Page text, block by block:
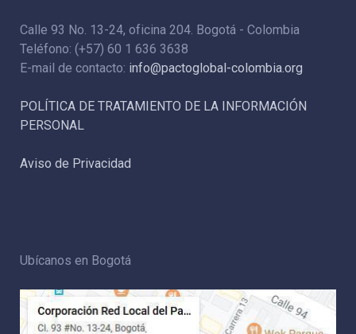
Calle 93 No. 13-24, oficina 204. Bogotá - Colombia
Teléfono: (+57) 60 1 636 3638
E-mail de contacto: info@pactoglobal-colombia.org
POLÍTICA DE TRATAMIENTO DE LA INFORMACIÓN
PERSONAL
Aviso de Privacidad
Ubícanos en Bogotá